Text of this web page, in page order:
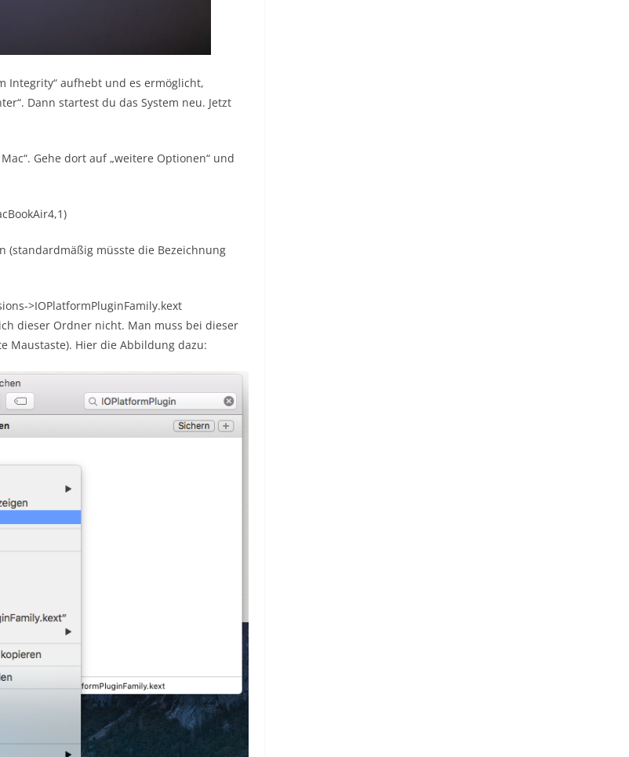
Integrity“ aufhebt und es ermöglicht,
Dann startest du das System neu. Jetzt
Gehe dort auf „weitere Optionen“ und
(standardmäßig müsste die Bezeichnung
>IOPlatformPluginFamily.kext
dieser Ordner nicht. Man muss bei dieser
Maustaste). Hier die Abbildung dazu: